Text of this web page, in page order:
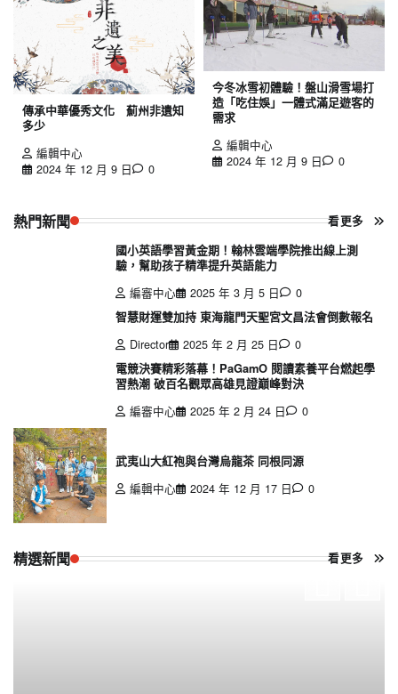
傳承中華優秀文化 薊州非遺知
多少
編輯中心
2024 年 12 月 9 日
0
今冬冰雪初體驗！盤山滑雪場打
造「吃住娛」一體式滿足遊客的
需求
編輯中心
2024 年 12 月 9 日
0
熱門新聞 看更多
國小英語學習黃金期！翰林雲端學院推出線上測
驗，幫助孩子精準提升英語能力
編審中心
2025 年 3 月 5 日
0
智慧財運雙加持 東海龍門天聖宮文昌法會倒數報名
Director
2025 年 2 月 25 日
0
電競決賽精彩落幕！PaGamO 閱讀素養平台燃起學
習熱潮 破百名觀眾高雄見證巔峰對決
編審中心
2025 年 2 月 24 日 0
武夷山大紅袍與台灣烏龍茶 同根同源
編輯中心
2024 年 12 月 17 日 0
精選新聞 看更多